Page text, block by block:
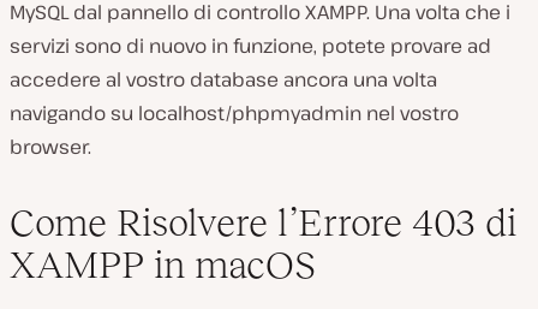
MySQL dal pannello di controllo XAMPP. Una volta che i
servizi sono di nuovo in funzione, potete provare ad
accedere al vostro database ancora una volta
navigando su localhost/phpmyadmin nel vostro
browser.
Come Risolvere l’Errore 403 di
XAMPP in macOS